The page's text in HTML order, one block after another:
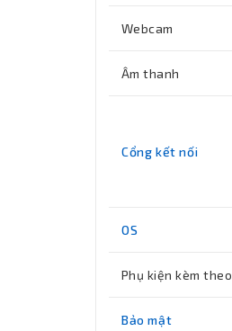
Webcam
Âm thanh
Cổng kết nối
OS
Phụ kiện kèm theo
Bảo mật